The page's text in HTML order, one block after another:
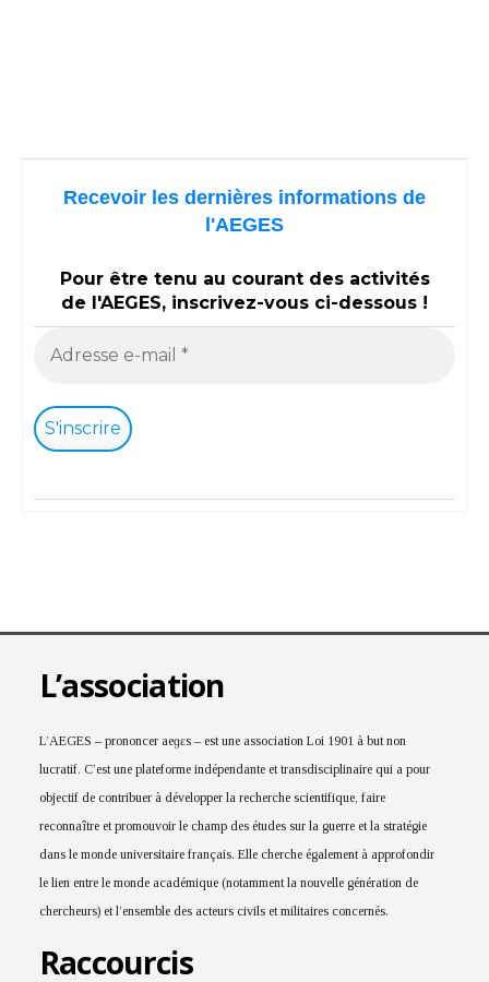
Recevoir les dernières informations de
l'AEGES
Pour être tenu au courant des activités
de l'AEGES, inscrivez-vous ci-dessous !
L’association
L’AEGES – prononcer aeɡɛs – est une association Loi 1901 à but non
lucratif. C’est une plateforme indépendante et transdisciplinaire qui a pour
objectif de contribuer à développer la recherche scientifique, faire
reconnaître et promouvoir le champ des études sur la guerre et la stratégie
dans le monde universitaire français. Elle cherche également à approfondir
le lien entre le monde académique (notamment la nouvelle génération de
chercheurs) et l’ensemble des acteurs civils et militaires concernés.
Raccourcis